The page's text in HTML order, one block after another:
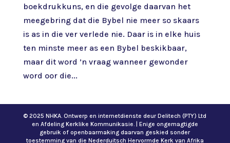
boekdrukkuns, en die gevolge daarvan het
meegebring dat die Bybel nie meer so skaars
is as in die ver verlede nie. Daar is in elke huis
ten minste meer as een Bybel beskikbaar,
maar dit word ’n vraag wanneer gewonder
word oor die...
© 2025 NHKA. Ontwerp en internetdienste deur Delitech (PTY) Ltd
en Afdeling Kerklike Kommunikasie. | Enige ongemagtigde
gebruik of openbaarmaking daarvan geskied sonder
toestemming van die Nederduitsch Hervormde Kerk van Afrika